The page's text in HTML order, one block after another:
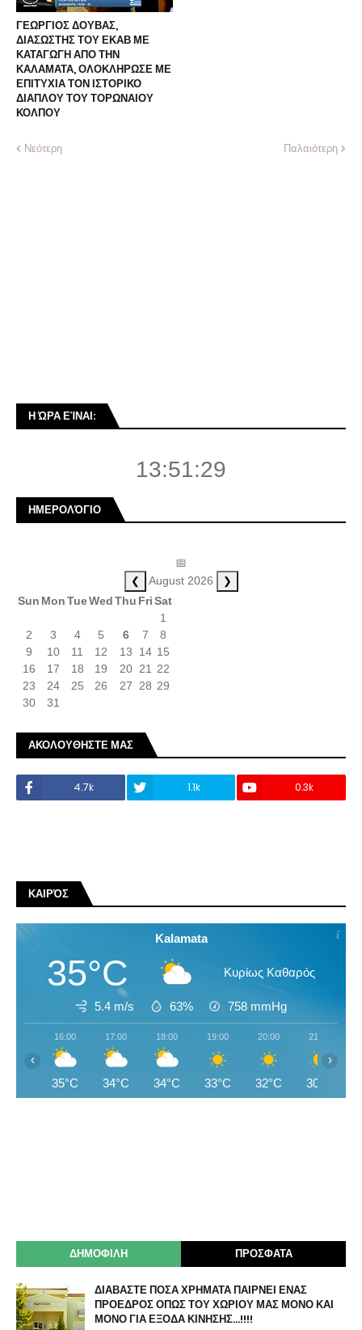
ΓΕΩΡΓΙΟΣ ΔΟΥΒΑΣ,
ΔΙΑΣΩΣΤΗΣ ΤΟΥ ΕΚΑΒ ΜΕ
ΚΑΤΑΓΩΓΗ ΑΠΟ ΤΗΝ
ΚΑΛΑΜΑΤΑ, ΟΛΟΚΛΗΡΩΣΕ ΜΕ
ΕΠΙΤΥΧΙΑ ΤΟΝ ΙΣΤΟΡΙΚΟ
ΔΙΑΠΛΟΥ ΤΟΥ ΤΟΡΩΝΑΙΟΥ
ΚΟΛΠΟΥ
Νεότερη Παλαιότερη
Η ΏΡΑ ΕΊΝΑΙ:
13:51:30
ΗΜΕΡΟΛΌΓΙΟ
📅
❮ August 2026 ❯
Sun MonTueWedThu FriSat
1
2
3 4 5 6 7
8
9
10 11 12 13 14 15
16
17 18 19 20 21
22
23
24 25 26 27 28 29
30
31
ΑΚΟΛΟΥΘΗΣΤΕ ΜΑΣ
4.7k 1.1k 0.3k
ΚΑΙΡΌΣ
Kalamata
35°C Κυρίως Καθαρός
5.4 m/s 63% 758 mmHg
16:00
35°C
17:00
34°C
18:00
34°C
19:00
33°C
20:00
32°C
21:00
30°C
‹ ›
ΔΗΜΟΦΙΛΗ ΠΡΟΣΦΑΤΑ
ΔΙΑΒΑΣΤΕ ΠΟΣΑ ΧΡΗΜΑΤΑ ΠΑΙΡΝΕΙ ΕΝΑΣ
ΠΡΟΕΔΡΟΣ ΟΠΩΣ ΤΟΥ ΧΩΡΙΟΥ ΜΑΣ ΜΟΝΟ ΚΑΙ
ΜΟΝΟ ΓΙΑ ΕΞΟΔΑ ΚΙΝΗΣΗΣ…!!!!